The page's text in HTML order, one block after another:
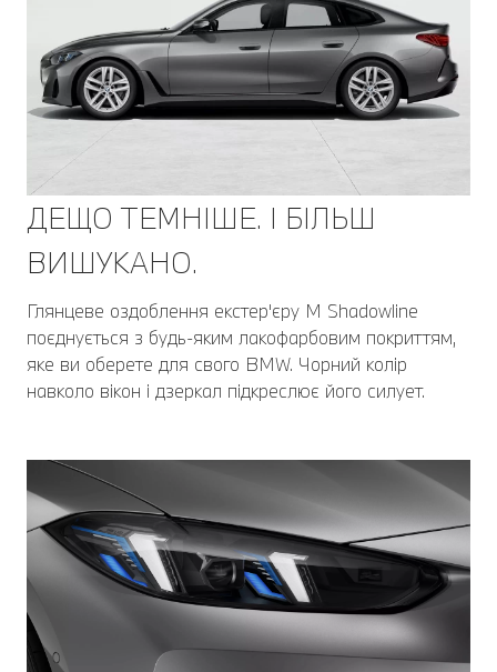
ДЕЩО ТЕМНІШЕ. І БІЛЬШ
ВИШУКАНО.
Глянцеве оздоблення екстер'єру M Shadowline
поєднується з будь-яким лакофарбовим покриттям,
яке ви оберете для свого BMW. Чорний колір
навколо вікон і дзеркал підкреслює його силует.